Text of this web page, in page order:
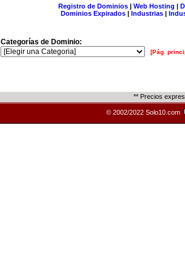
Registro de Dominios| Web Hosting |
Dominios Expirados | Industrias |
Categorías de Dominio:
[Pág.
** Precios
© 2002/2022 Solo10.com